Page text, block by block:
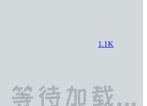
1.1K